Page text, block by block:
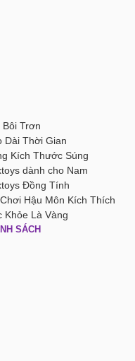
Bôi Trơn
Dài Thời Gian
Kích Thước Súng
dành cho Nam
Đồng Tính
Hậu Môn Kích Thích
Khỏe Là Vàng
SÁCH